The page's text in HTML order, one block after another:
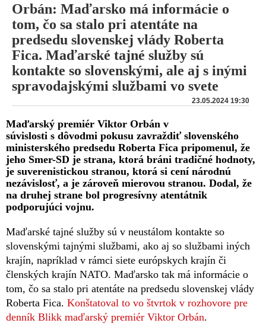
Orbán: Maďarsko má informácie o
tom, čo sa stalo pri atentáte na
predsedu slovenskej vlády Roberta
Fica. Maďarské tajné služby sú
kontakte so slovenskými, ale aj s inými
spravodajskými službami vo svete
23.05.2024 19:30
Maďarský premiér Viktor Orbán v
súvislosti s dôvodmi pokusu zavraždiť slovenského
ministerského predsedu Roberta Fica pripomenul, že
jeho Smer-SD je strana, ktorá bráni tradičné hodnoty,
je suverenistickou stranou, ktorá si cení národnú
nezávislosť, a je zároveň mierovou stranou. Dodal, že
na druhej strane bol progresívny atentátnik
podporujúci vojnu.
Maďarské tajné služby sú v neustálom kontakte so
slovenskými tajnými službami, ako aj so službami iných
krajín, napríklad v rámci siete európskych krajín či
členských krajín NATO. Maďarsko tak má informácie o
tom, čo sa stalo pri atentáte na predsedu slovenskej vlády
Roberta Fica. Konštatoval to vo štvrtok v rozhovore pre
denník Blikk maďarský premiér Viktor Orbán.